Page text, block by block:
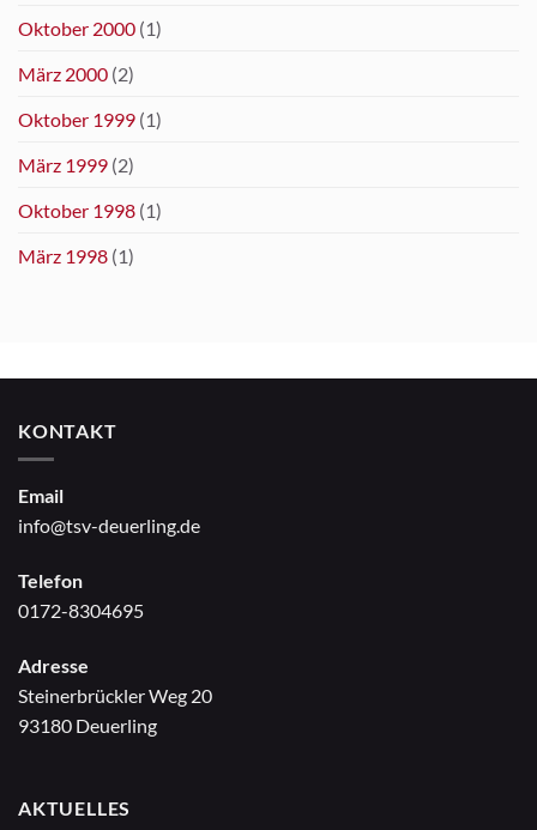
Oktober 2000 (1)
März 2000 (2)
Oktober 1999 (1)
März 1999 (2)
Oktober 1998 (1)
März 1998 (1)
KONTAKT
Email
info@tsv-deuerling.de
Telefon
0172-8304695
Adresse
Steinerbrückler Weg 20
93180 Deuerling
AKTUELLES